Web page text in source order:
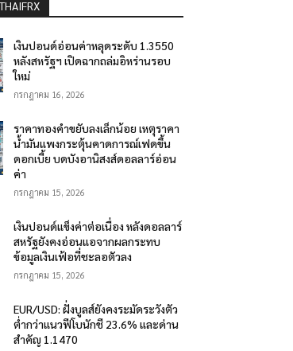
เงินปอนด์อ่อนค่าหลุดระดับ 1.3550
หลังสหรัฐฯ เปิดฉากถล่มอิหร่านรอบ
ใหม่
กรกฎาคม 16, 2026
ราคาทองคำขยับลงเล็กน้อย เหตุราคา
น้ำมันแพงกระตุ้นคาดการณ์เฟดขึ้น
ดอกเบี้ย บดบังอานิสงส์ดอลลาร์อ่อน
ค่า
กรกฎาคม 15, 2026
เงินปอนด์แข็งค่าต่อเนื่อง หลังดอลลาร์
สหรัฐยังคงอ่อนแอจากผลกระทบ
ข้อมูลเงินเฟ้อที่ชะลอตัวลง
กรกฎาคม 15, 2026
EUR/USD: ฝั่งบูลส์ยังคงระมัดระวังตัว
ต่ำกว่าแนวฟีโบนักชี 23.6% และด่าน
สำคัญ 1.1470